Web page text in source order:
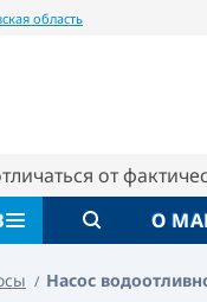
область
от
О
Насос